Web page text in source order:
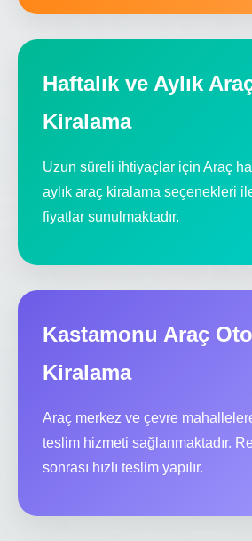
Haftalık ve Aylık
Kiralama
Uzun süreli ihtiyaçlar için Araç
aylık araç kiralama seçenekleri
fiyatlar sunulmaktadır.
Kastamonu Araç Oto
Kiralama
Araç merkez ve çevre
teslim hizmeti sağlanmaktadır.
sonrası hızlı teslim yapılır.